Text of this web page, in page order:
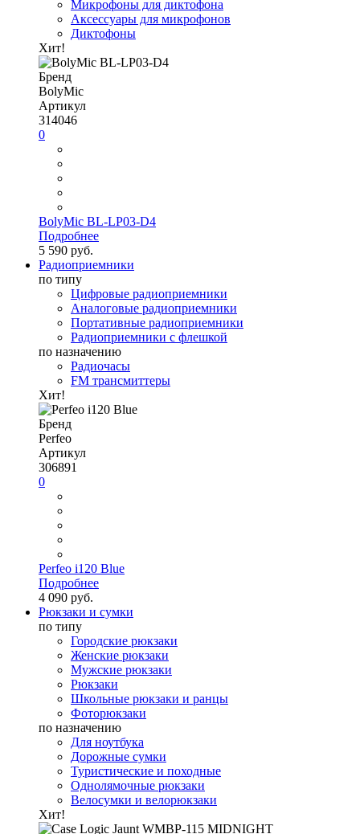
Микрофоны для диктофона
Аксессуары для микрофонов
Диктофоны
Хит!
Бренд
BolyMic
Артикул
314046
0
BolyMic BL-LP03-D4
Подробнее
5 590 руб.
Радиоприемники
по типу
Цифровые радиоприемники
Аналоговые радиоприемники
Портативные радиоприемники
Радиоприемники с флешкой
по назначению
Радиочасы
FM трансмиттеры
Хит!
Бренд
Perfeo
Артикул
306891
0
Perfeo i120 Blue
Подробнее
4 090 руб.
Рюкзаки и сумки
по типу
Городские рюкзаки
Женские рюкзаки
Мужские рюкзаки
Рюкзаки
Школьные рюкзаки и ранцы
Фоторюкзаки
по назначению
Для ноутбука
Дорожные сумки
Туристические и походные
Однолямочные рюкзаки
Велосумки и велорюкзаки
Хит!